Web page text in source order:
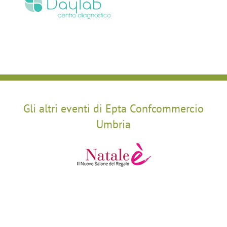
Gli altri eventi di Epta Confcommercio
Umbria